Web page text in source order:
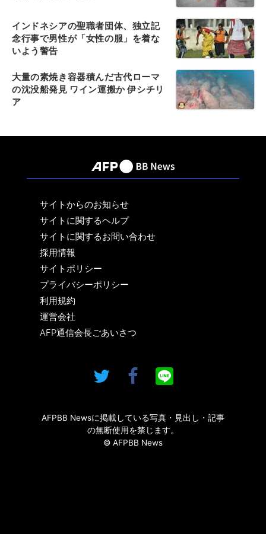
インドネシアの聖職者団体、独立記
念行事で男性が「女性の服」を着な
いよう警告
大量の素焼き容器積んだ古代ローマ
の沈没船発見 ワイン運搬か 伊シチリ
ア
サイトからのお知らせ
サイトに関するヘルプ
サイトに関するお問い合わせ
採用情報
サイトポリシー
プライバシーポリシー
利用規約
運営会社
AFP通信会長ごあいさつ
AFPBB Newsに掲載している写真・見出し・記事
の無断使用を禁じます。
© AFPBB News